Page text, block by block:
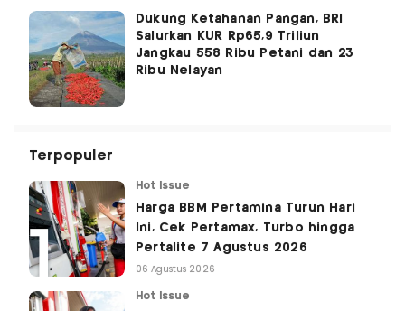
Dukung Ketahanan Pangan, BRI
Salurkan KUR Rp65,9 Triliun
Jangkau 558 Ribu Petani dan 23
Ribu Nelayan
Terpopuler
Hot Issue
Harga BBM Pertamina Turun Hari
Ini, Cek Pertamax, Turbo hingga
Pertalite 7 Agustus 2026
06 Agustus 2026
Hot Issue